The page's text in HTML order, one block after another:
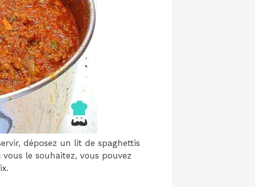
déposez un lit de spaghettis
le souhaitez, vous pouvez